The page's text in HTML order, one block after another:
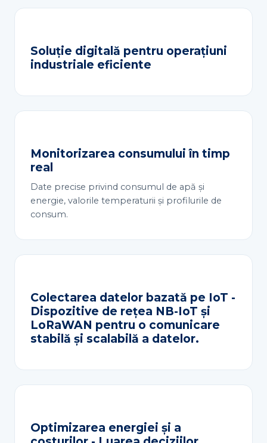
Soluție digitală pentru operațiuni
industriale eficiente
Monitorizarea consumului în timp
real
Date precise privind consumul de apă și
energie, valorile temperaturii și profilurile de
consum.
Colectarea datelor bazată pe IoT -
Dispozitive de rețea NB-IoT și
LoRaWAN pentru o comunicare
stabilă și scalabilă a datelor.
Optimizarea energiei și a